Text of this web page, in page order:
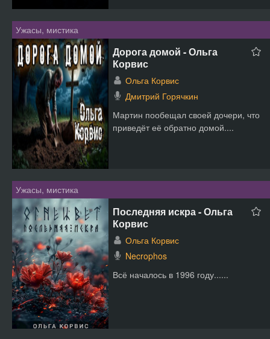
Ужасы, мистика
Дорога домой - Ольга
Корвис
Ольга Корвис
Дмитрий Горячкин
Мартин пообещал своей дочери, что
приведёт её обратно домой....
Ужасы, мистика
Последняя искра - Ольга
Корвис
Ольга Корвис
Necrophos
Всё началось в 1996 году......